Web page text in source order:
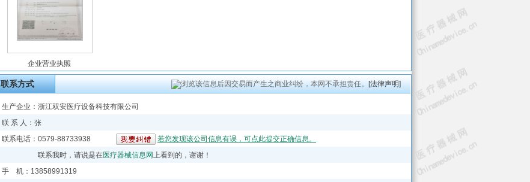
企业营业执照
浏览该信息后因交易而产生之商业纠纷，本网不承担责任。 [法律声明]
联系方式
生产企业： 浙江双安医疗设备科技有限公司
联 系 人：张
联系电话：0579-88733938
若您发现该公司信息有误，可点此提交正确信息。
联系我时，请说是在医疗器械信息网上看到的，谢谢！
手 机：13858991319